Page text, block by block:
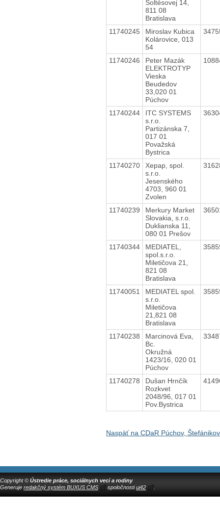
Šoltésovej 14,
811 08
Bratislava
11740245
Miroslav Kubica
Kolárovice, 013
54
11740246
Peter Mazák
ELEKTROTYP
Vieska
Beudedov
33,020 01
Púchov
11740244
ITC SYSTEMS
s.r.o.
Partizánska 7,
017 01
Považská
Bystrica
11740270
Xepap, spol.
s.r.o.
Jesenského
4703, 960 01
Zvolen
11740239
Merkury Market
Slovakia, s.r.o.
Duklianska 11,
080 01 Prešov
11740344
MEDIATEL,
spol.s.r.o.
Miletičova 21,
821 08
Bratislava
11740051
MEDIATEL spol.
s.r.o.
Miletičova
21,821 08
Bratislava
11740238
Marcinová Eva,
Bc.
Okružná
1423/16, 020 01
Púchov
11740278
Dušan Hrnčík
Rozkvet
2048/96, 017 01
Pov.Bystrica
Naspäť na CDaR Púchov,
Copyright © Ústredie práce, sociálnych vecí a rodiny
Generuje redakčný systém BUXUS CMS spoločnostiui42